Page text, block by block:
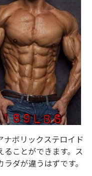
ボリックステロイド
ことができます。ス
ダが違うはずです。